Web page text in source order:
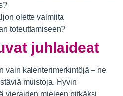
olette valmiita
toteuttamiseen?
juhlaideat
vain kalenterimerkintöjä – ne
muistoja. Hyvin
vieraiden mieleen pitkäksi